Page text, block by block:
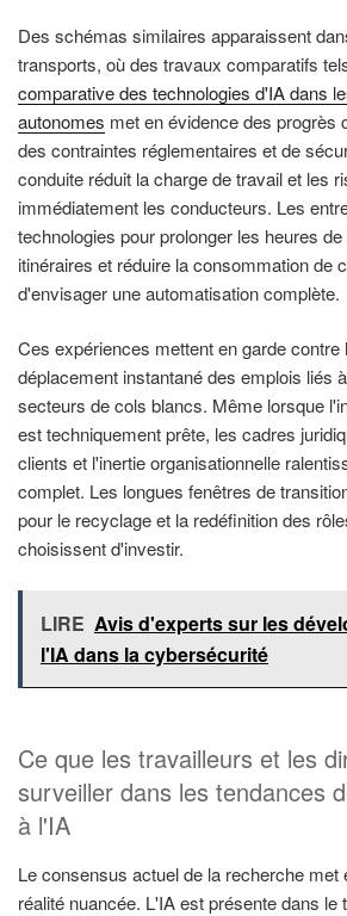
Des schémas similaires apparaissent
transports, où des travaux comparatifs
comparative des technologies d'IA dans
autonomes met en évidence des progrès
des contraintes réglementaires et de
conduite réduit la charge de travail et les
immédiatement les conducteurs. Les
technologies pour prolonger les heures
itinéraires et réduire la consommation de
d'envisager une automatisation complète.
Ces expériences mettent en garde contre
déplacement instantané des emplois liés
secteurs de cols blancs. Même lorsque
est techniquement prête, les cadres
clients et l'inertie organisationnelle
complet. Les longues fenêtres de
pour le recyclage et la redéfinition des
choisissent d'investir.
LIRE Avis d'experts sur les
l'IA dans la cybersécurité
Ce que les travailleurs et les
surveiller dans les tendances
à l'IA
Le consensus actuel de la recherche met
réalité nuancée. L'IA est présente dans le